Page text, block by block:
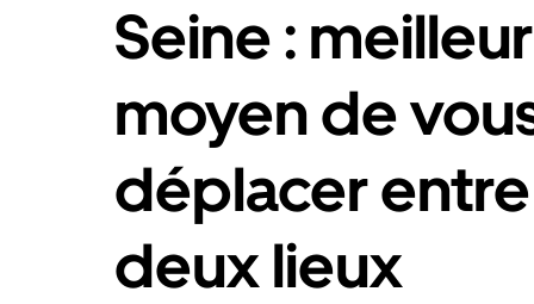
Seine : meilleur
moyen de
déplacer
deux lieux